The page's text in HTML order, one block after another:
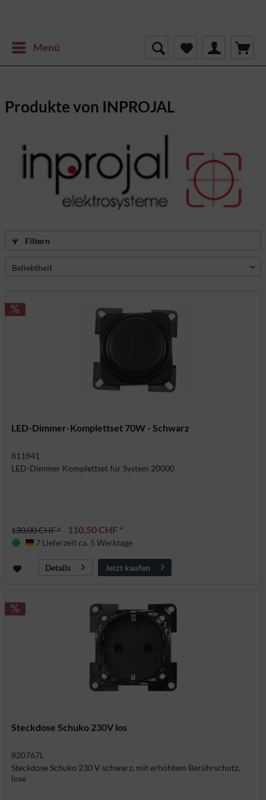
Menü
Produkte von INPROJAL
Filtern
LED-Dimmer-Komplettset 70W - Schwarz
811841
LED-Dimmer Komplettset für System 20000
130,00 CHF * 110,50 CHF *
Deutschland
7 Lieferzeit ca. 5 Werktage
Details Jetzt kaufen
Steckdose Schuko 230V los
820767L
Steckdose Schuko 230 V schwarz, mit erhöhtem Berührschutz,
lose